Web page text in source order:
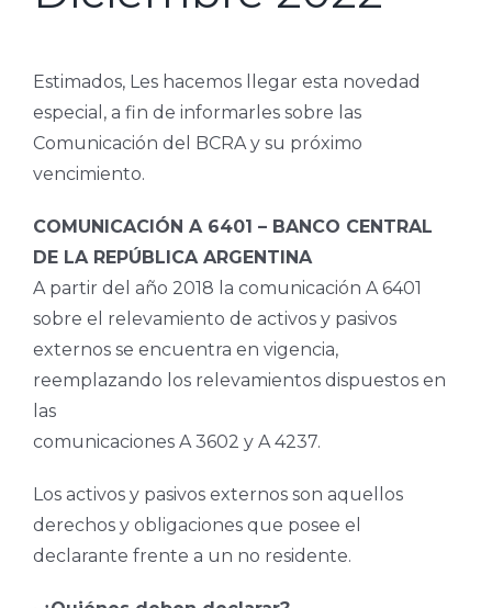
Estimados, Les hacemos llegar esta novedad
especial, a fin de informarles sobre las
Comunicación del BCRA y su próximo
vencimiento.
COMUNICACIÓN A 6401 – BANCO CENTRAL
DE LA REPÚBLICA ARGENTINA
A partir del año 2018 la comunicación A 6401
sobre el relevamiento de activos y pasivos
externos se encuentra en vigencia,
reemplazando los relevamientos dispuestos en
las
comunicaciones A 3602 y A 4237.
Los activos y pasivos externos son aquellos
derechos y obligaciones que posee el
declarante frente a un no residente.